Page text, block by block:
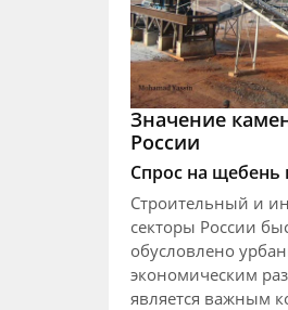
Значение
России
Спрос на щебень
Строительный и
секторы России
обусловлено
экономическим
является важным